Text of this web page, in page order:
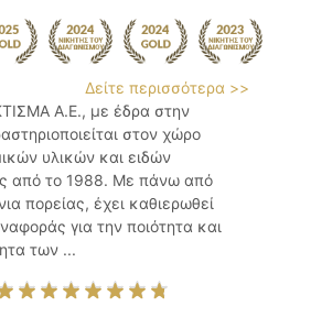
Δείτε περισσότερα >>
Α.Ε., με έδρα στην
στον χώρο
υλικών και ειδών
από το 1988. Με πάνω από
πορείας, έχει καθιερωθεί
για την ποιότητα και
των ...